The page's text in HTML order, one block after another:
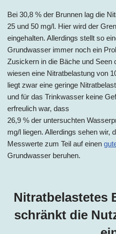
Bei 30,8 % der Brunnen lag die
25 und 50 mg/l. Hier wird der
eingehalten. Allerdings stellt so
Grundwasser immer noch ein
Zusickern in die Bäche und Seen
wiesen eine Nitratbelastung von
liegt zwar eine geringe
und für das Trinkwasser keine
erfreulich war, dass
26,9 % der untersuchten
mg/l liegen. Allerdings sehen wir,
Messwerte zum Teil auf einen
Grundwasser beruhen.
Nitratbelastetes
schränkt die